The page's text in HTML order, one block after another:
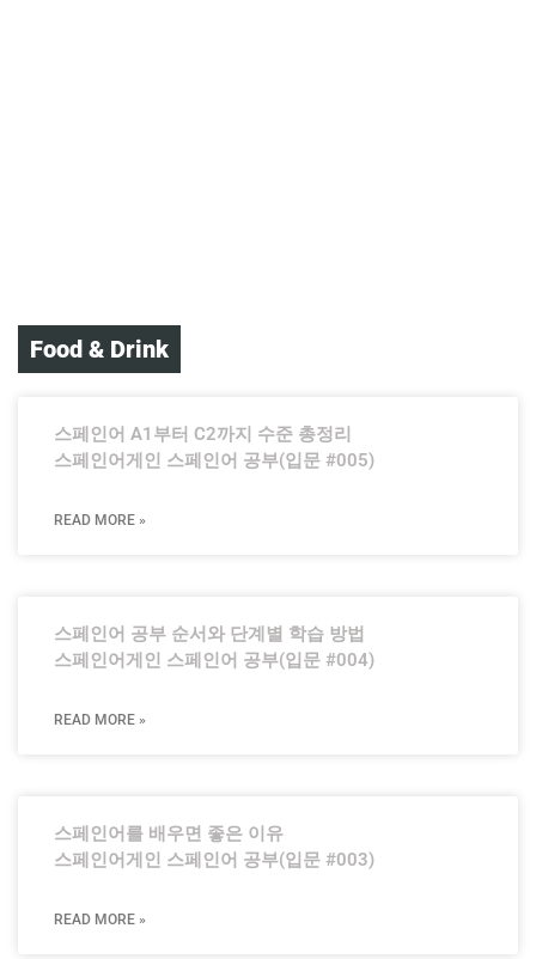
Food & Drink
스페인어 A1부터 C2까지 수준 총정리
스페인어게인 스페인어 공부(입문 #005)
READ MORE »
스페인어 공부 순서와 단계별 학습 방법
스페인어게인 스페인어 공부(입문 #004)
READ MORE »
스페인어를 배우면 좋은 이유
스페인어게인 스페인어 공부(입문 #003)
READ MORE »